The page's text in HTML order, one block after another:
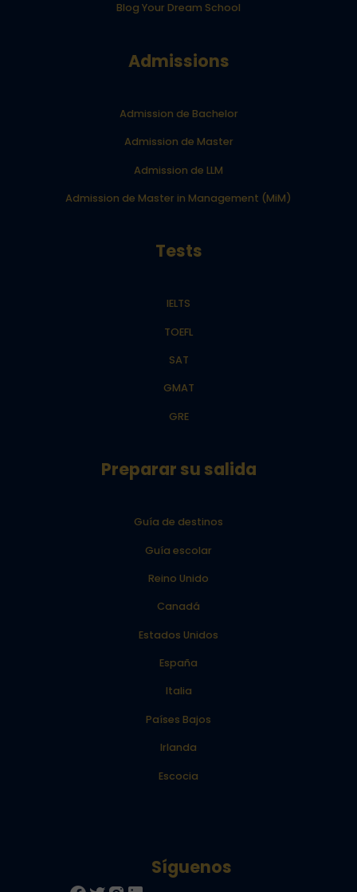
Blog Your Dream School
Admissions
Admission de Bachelor
Admission de Master
Admission de LLM
Admission de Master in Management (MiM)
Tests
IELTS
TOEFL
SAT
GMAT
GRE
Preparar su salida
Guía de destinos
Guía escolar
Reino Unido
Canadá
Estados Unidos
España
Italia
Países Bajos
Irlanda
Escocia